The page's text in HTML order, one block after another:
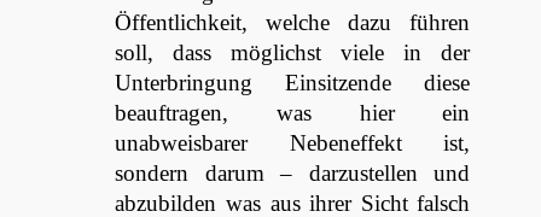
Öffentlichkeit, welche dazu führen
soll, dass möglichst viele in der
Unterbringung Einsitzende diese
beauftragen, was hier ein
unabweisbarer Nebeneffekt ist,
sondern darum – darzustellen und
abzubilden was aus ihrer Sicht falsch